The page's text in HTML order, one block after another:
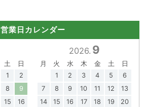
営業日カレンダー
土
日
1
2
8
9
15
16
2026. 9
月 火 水 木 金 土
日
1
2 3 4 5
6
7
8 9 10 11 12
13
14
15 16 17 18 19
20